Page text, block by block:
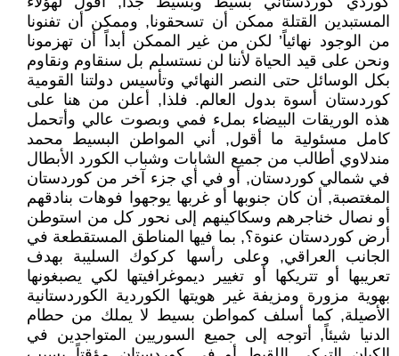
المستبدين القتلة ممكن أن تسحقونا, وممكن أن تفنونا
من الوجود نهائياً’ لكن من غير الممكن أبداً أن تهزمونا
ونحن على قيد الحياة لأننا لن نستسلم بل سنقاوم ونقاوم
بكل الوسائل حتى النصر النهائي وتأسيس دولتنا القومية
كوردستان أسوة بدول العالم. فلذا, أعلن من هنا على
هذه الوريقات البيضاء بملء فمي وبصوت عالي وأتحمل
كامل مسئولية ما أقول, أني المواطن البسيط محمد
مندلاوي أطالب من جميع الشابات وشباب الكورد الأبطال
في شمالي كوردستان, أو في أي جزء آخر من كوردستان
المغتصبة, أن كان جنوبها أو غربها يوجهوا فوهات بنادقهم
أو نصال خناجرهم وسكاكينهم إلى نحور كل من استوطن
أرض كوردستان عنوة؟, بما فيها المناطق المستقطعة في
الجانب العراقي, وعلى رأسها كركوك السليبة بهدف
تعريبها أو تتريكها أو تغيير ديموغرافيتها لكي يصبغونها
بهوية مزورة ومزيفة غير هويتها الكوردية الكوردستانية
الأصيلة, كما أسلف كمواطن بسيط لا يملك من حطام
الدنيا شيئاً, أتوجه إلى جميع السوريين المتواجدين في